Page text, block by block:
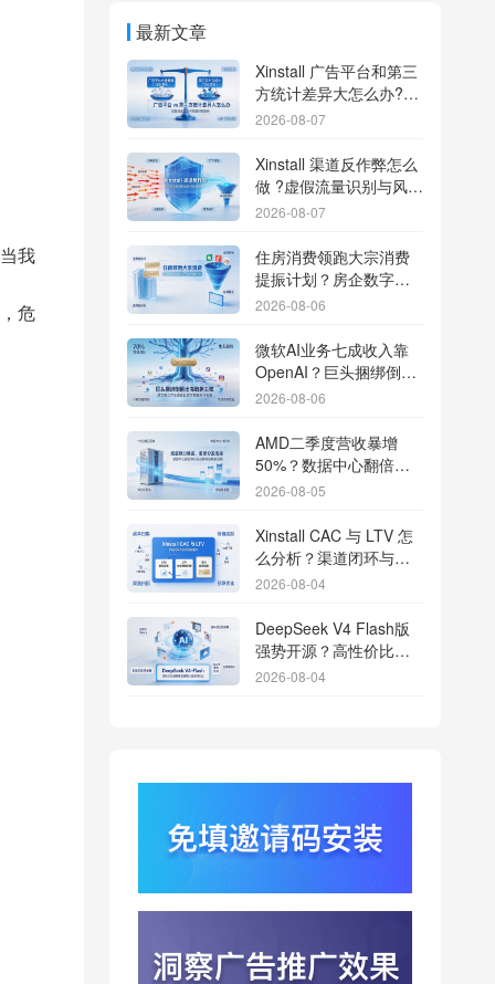
我
危
最新文章
Xinstall 广告平台和第三
方统计差异大怎么办?数
据误差排查指南
2026-08-07
Xinstall 渠道反作弊怎么
做 ?虚假流量识别与风控
防刷解析
2026-08-07
住房消费领跑大宗消费
提振计划？房企数字化
转型加速线下场景智能
2026-08-06
微软AI业务七成收入靠
OpenAI？巨头捆绑倒逼
出海App独立追踪全渠道
2026-08-06
AMD二季度营收暴增
50%？数据中心翻倍增
长驱动跨端分发新底座
2026-08-05
Xinstall CAC 与 LTV 怎
么分析？渠道闭环与投
放回报解析
2026-08-04
DeepSeek V4 Flash版
强势开源？高性价比基
座模型重塑长尾应用全
2026-08-04
行云科技算力订单超154
亿？底座产能扩张激活
AI应用多终端流转新周
2026-08-04
苹果带摄像头的 AirPods
爆硬件分发与全渠道归
因升级
2026-08-03